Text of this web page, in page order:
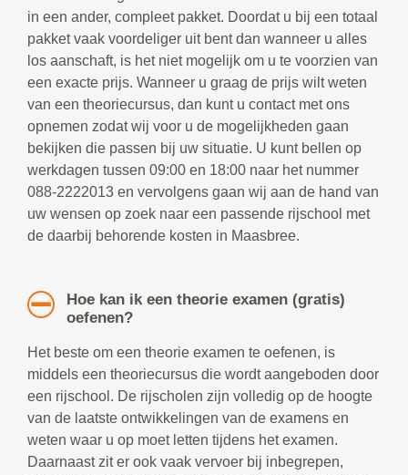
in een ander, compleet pakket. Doordat u bij een totaal
pakket vaak voordeliger uit bent dan wanneer u alles
los aanschaft, is het niet mogelijk om u te voorzien van
een exacte prijs. Wanneer u graag de prijs wilt weten
van een theoriecursus, dan kunt u contact met ons
opnemen zodat wij voor u de mogelijkheden gaan
bekijken die passen bij uw situatie. U kunt bellen op
werkdagen tussen 09:00 en 18:00 naar het nummer
088-2222013 en vervolgens gaan wij aan de hand van
uw wensen op zoek naar een passende rijschool met
de daarbij behorende kosten in Maasbree.
Hoe kan ik een theorie examen (gratis)
oefenen?
Het beste om een theorie examen te oefenen, is
middels een theoriecursus die wordt aangeboden door
een rijschool. De rijscholen zijn volledig op de hoogte
van de laatste ontwikkelingen van de examens en
weten waar u op moet letten tijdens het examen.
Daarnaast zit er ook vaak vervoer bij inbegrepen,